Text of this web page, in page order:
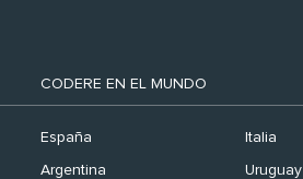
CODERE EN EL MUNDO
España Italia
Argentina Uruguay